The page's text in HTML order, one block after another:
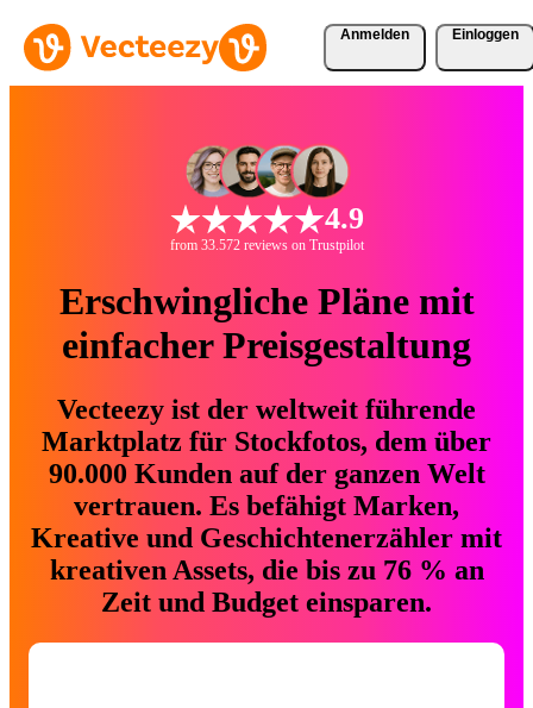
Anmelden Einloggen
4.9
from 33.572 reviews on Trustpilot
Erschwingliche Pläne mit
einfacher Preisgestaltung
Vecteezy ist der weltweit führende
Marktplatz für Stockfotos, dem über
90.000 Kunden auf der ganzen Welt
vertrauen. Es befähigt Marken,
Kreative und Geschichtenerzähler mit
kreativen Assets, die bis zu 76 % an
Zeit und Budget einsparen.